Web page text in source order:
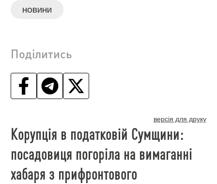
НОВИНИ
Поділитись
версія для друку
Корупція в податковій Сумщини:
посадовиця погоріла на вимаганні
хабаря з прифронтового